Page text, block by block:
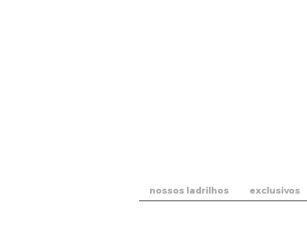
nossos ladrilhos exclusivos